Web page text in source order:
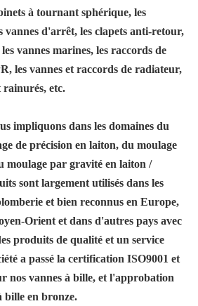
à tournant sphérique, les
vannes d'arrêt, les clapets anti-retour,
vannes marines, les raccords de
les vannes et raccords de radiateur,
rainurés, etc.
impliquons dans les domaines du
de précision en laiton, du moulage
moulage par gravité en laiton /
sont largement utilisés dans les
et bien reconnus en Europe,
Orient et dans d'autres pays avec
produits de qualité et un service
a passé la certification ISO9001 et
nos vannes à bille, et l'approbation
bille en bronze.